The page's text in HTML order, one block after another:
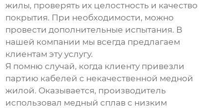
жилы, проверять их целостность и качество
покрытия. При необходимости, можно
провести дополнительные испытания. В
нашей компании мы всегда предлагаем
клиентам эту услугу.
Я помню случай, когда клиенту привезли
партию кабелей с некачественной медной
жилой. Оказывается, производитель
использовал медный сплав с низким